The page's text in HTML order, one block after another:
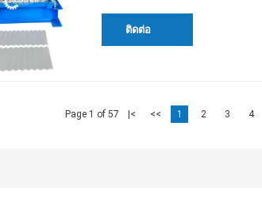
ติดต่อ
Page 1 of 57 |< << 1 2 3 4